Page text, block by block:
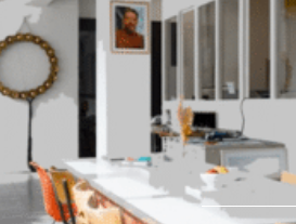
Datenschutzerklärung